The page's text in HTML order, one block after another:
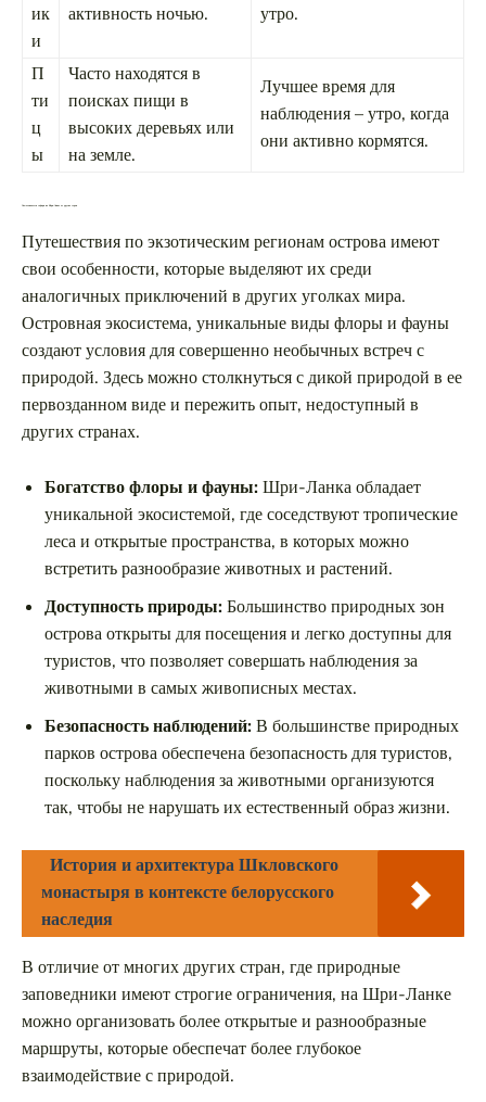
ик
и
активность ночью.
утро.
П
ти
ц
ы
Часто находятся в
поисках пищи в
высоких деревьях или
на земле.
Лучшее время для
наблюдения – утро, когда
они активно кормятся.
Чем отличается сафари на Шри-Ланке от других стран
Путешествия по экзотическим регионам острова имеют
свои особенности, которые выделяют их среди
аналогичных приключений в других уголках мира.
Островная экосистема, уникальные виды флоры и фауны
создают условия для совершенно необычных встреч с
природой. Здесь можно столкнуться с дикой природой в ее
первозданном виде и пережить опыт, недоступный в
других странах.
Богатство флоры и фауны:Шри-Ланка обладает
уникальной экосистемой, где соседствуют тропические
леса и открытые пространства, в которых можно
встретить разнообразие животных и растений.
Доступность природы:Большинство природных зон
острова открыты для посещения и легко доступны для
туристов, что позволяет совершать наблюдения за
животными в самых живописных местах.
Безопасность наблюдений:В большинстве природных
парков острова обеспечена безопасность для туристов,
поскольку наблюдения за животными организуются
так, чтобы не нарушать их естественный образ жизни.
История и архитектура Шкловского
монастыря в контексте белорусского
наследия
В отличие от многих других стран, где природные
заповедники имеют строгие ограничения, на Шри-Ланке
можно организовать более открытые и разнообразные
маршруты, которые обеспечат более глубокое
взаимодействие с природой.